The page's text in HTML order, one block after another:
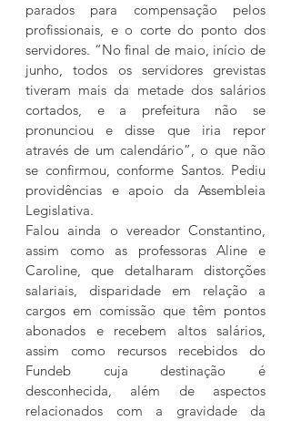
parados para compensação pelos
profissionais, e o corte do ponto dos
servidores. “No final de maio, início de
junho, todos os servidores grevistas
tiveram mais da metade dos salários
cortados, e a prefeitura não se
pronunciou e disse que iria repor
através de um calendário”, o que não
se confirmou, conforme Santos. Pediu
providências e apoio da Assembleia
Legislativa.
Falou ainda o vereador Constantino,
assim como as professoras Aline e
Caroline, que detalharam distorções
salariais, disparidade em relação a
cargos em comissão que têm pontos
abonados e recebem altos salários,
assim como recursos recebidos do
Fundeb cuja destinação é
desconhecida, além de aspectos
relacionados com a gravidade da